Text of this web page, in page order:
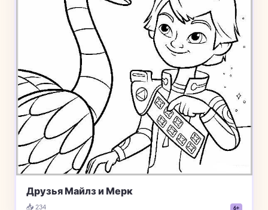
Друзья Майлз и Мерк
📥 234 6+